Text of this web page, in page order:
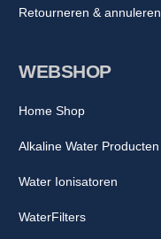
WEBSHOP
Home Shop
Alkaline Water Producten
Water Ionisatoren
WaterFilters
Retourneren & annuleren